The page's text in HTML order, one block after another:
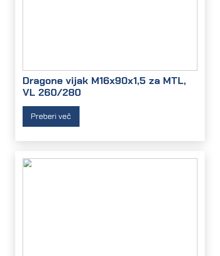
Dragone vijak M16x90x1,5 za MTL,
VL 260/280
Preberi več